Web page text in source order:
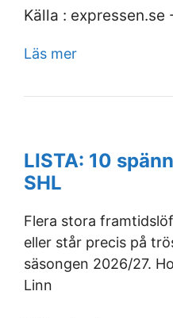
Källa :
Läs mer
LISTA: 10
SHL
Flera stora
eller står precis på
säsongen 2026/27.
Linn